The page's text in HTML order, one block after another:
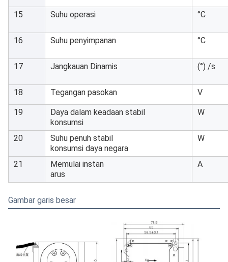
15 Suhu operasi °C
16 Suhu penyimpanan °C
17 Jangkauan Dinamis (°) /s
18 Tegangan pasokan V
19
Daya dalam keadaan stabil
konsumsi
W
20
Suhu penuh stabil
konsumsi daya negara
W
21
Memulai instan
arus
A
Gambar garis besar